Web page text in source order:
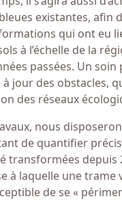
existantes, afin
qui ont eu
à l’échelle de la
passées. Un
jour des obstacles,
des réseaux
nous
de quantifier
transformées depuis
à laquelle une trame
de se «